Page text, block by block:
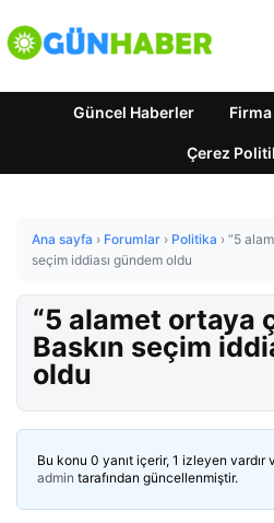
Güncel Haberler
Çerez
Ana sayfa › Forumlar › Politika › “5
seçim iddiası gündem oldu
“5 alamet ortaya
Baskın seçim
oldu
Bu konu 0 yanıt içerir, 1 izleyen vardır
admin tarafından güncellenmiştir.